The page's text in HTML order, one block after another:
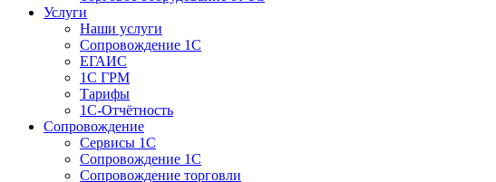
Услуги
Наши услуги
Сопровождение 1С
ЕГАИС
1С ГРМ
Тарифы
1С-Отчётность
Сопровождение
Сервисы 1С
Сопровождение 1С
Сопровождение торговли